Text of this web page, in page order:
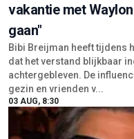
vakantie met
gaan"
Bibi Breijman heeft tijdens
dat het verstand blijkbaar
achtergebleven. De
gezin en vrienden v...
03 AUG, 8:30